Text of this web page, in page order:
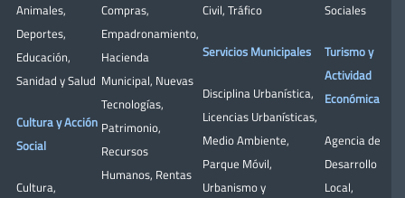
Animales,
Deportes,
Educación,
Sanidad y Salud
Cultura y Acción
Social
Cultura,
Compras,
Empadronamiento,
Hacienda
Municipal, Nuevas
Tecnologías,
Patrimonio,
Recursos
Humanos, Rentas
Civil, Tráfico
Servicios Municipales
Disciplina Urbanística,
Licencias Urbanísticas,
Medio Ambiente,
Parque Móvil,
Urbanismo y
Sociales
Turismo y
Actividad
Económica
Agencia de
Desarrollo
Local,